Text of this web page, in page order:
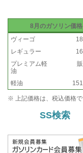
8月のガソリン価格
ヴィーゴ
レギュラー
プレミアム軽
油
軽油
※ 上記価格は、税込価格で
SS検索